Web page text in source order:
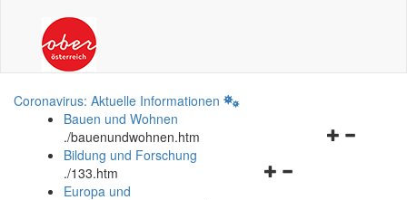
Coronavirus: Aktuelle Informationen
Bauen und Wohnen
./bauenundwohnen.htm
Navigationsmenü
Bildung und Forschung
./133.htm
Europa und